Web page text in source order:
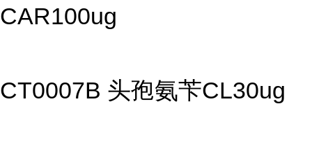
CAR100ug
CT0007B 头孢氨苄CL30ug